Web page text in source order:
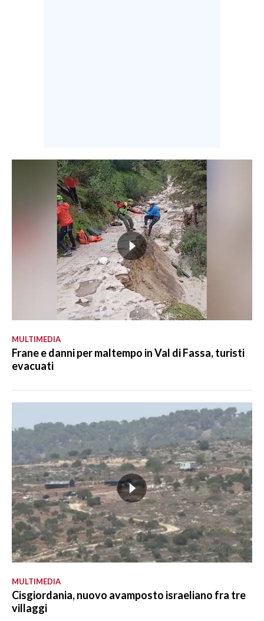
MULTIMEDIA
Frane e danni per maltempo in Val di Fassa, turisti
evacuati
MULTIMEDIA
Cisgiordania, nuovo avamposto israeliano fra tre
villaggi